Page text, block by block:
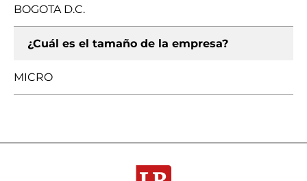
BOGOTA D.C.
¿Cuál es el tamaño de la empresa?
MICRO